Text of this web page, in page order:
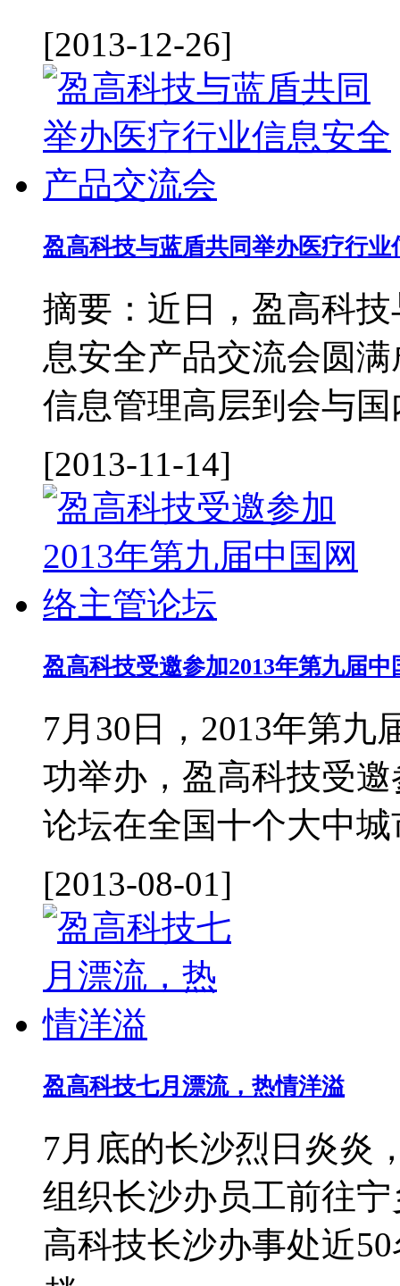
[2013-12-26]
盈高科技与蓝盾共同举办医疗行
摘要：近日，盈高科
息安全产品交流会圆
信息管理高层到会与
[2013-11-14]
盈高科技受邀参加2013年第九届
7月30日，2013年第九
功举办，盈高科技受
论坛在全国十个大中
[2013-08-01]
盈高科技七月漂流，热情洋溢
7月底的长沙烈日炎炎
组织长沙办员工前往
高科技长沙办事处近